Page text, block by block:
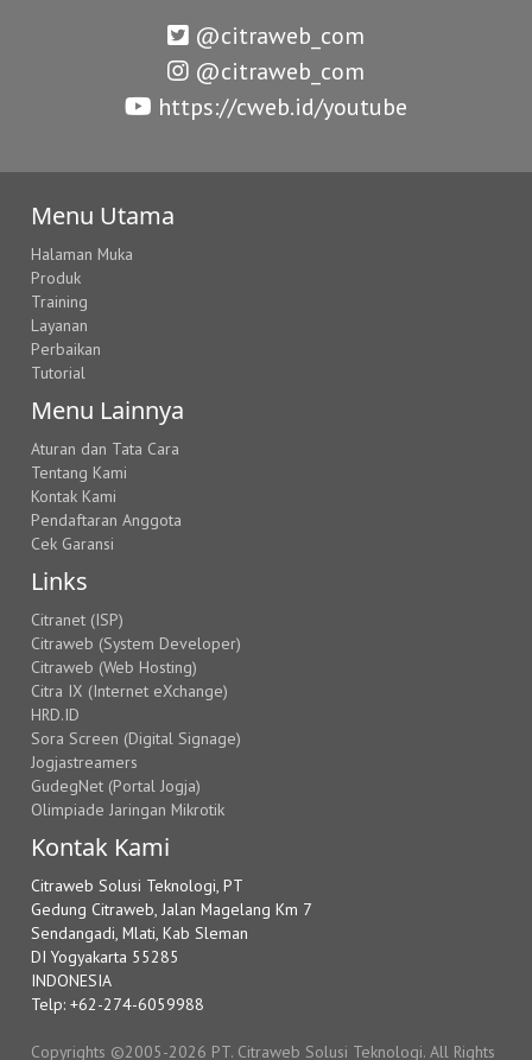
@citraweb_com
@citraweb_com
https://cweb.id/youtube
Menu Utama
Halaman Muka
Produk
Training
Layanan
Perbaikan
Tutorial
Menu Lainnya
Aturan dan Tata Cara
Tentang Kami
Kontak Kami
Pendaftaran Anggota
Cek Garansi
Links
Citranet (ISP)
Citraweb (System Developer)
Citraweb (Web Hosting)
Citra IX (Internet eXchange)
HRD.ID
Sora Screen (Digital Signage)
Jogjastreamers
GudegNet (Portal Jogja)
Olimpiade Jaringan Mikrotik
Kontak Kami
Citraweb Solusi Teknologi, PT
Gedung Citraweb, Jalan Magelang Km 7
Sendangadi, Mlati, Kab Sleman
DI Yogyakarta 55285
INDONESIA
Telp: +62-274-6059988
Copyrights ©2005-2026 PT. Citraweb Solusi Teknologi. All Rights